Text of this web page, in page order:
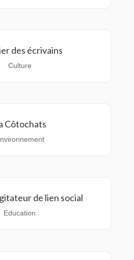
des écrivains
Culture
Côtochats
de lien social
Education